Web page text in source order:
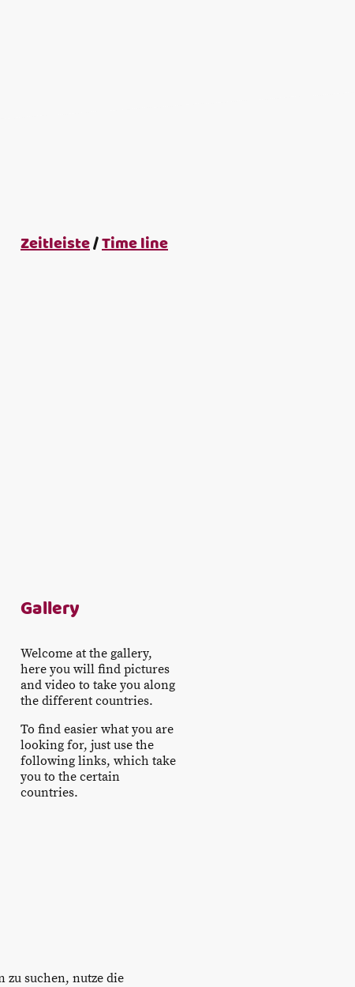
Zeitleiste/Time line
Gallery
Welcome at the gallery,
here you will find pictures
and video to take you along
the different countries.
To find easier what you are
looking for, just use the
following links, which take
you to the certain
countries.
zu suchen, nutze die